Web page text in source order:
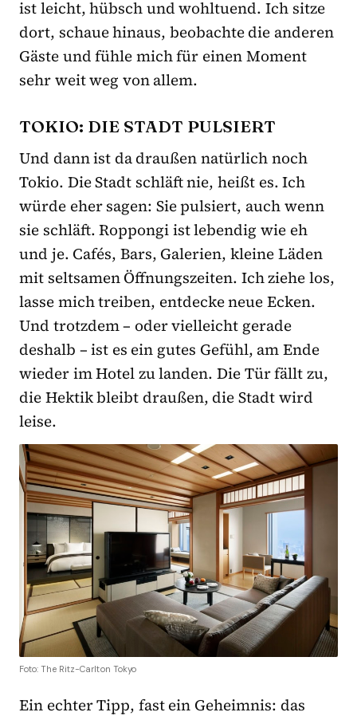
ist leicht, hübsch und wohltuend. Ich sitze
dort, schaue hinaus, beobachte die anderen
Gäste und fühle mich für einen Moment
sehr weit weg von allem.
TOKIO: DIE STADT PULSIERT
Und dann ist da draußen natürlich noch
Tokio. Die Stadt schläft nie, heißt es. Ich
würde eher sagen: Sie pulsiert, auch wenn
sie schläft. Roppongi ist lebendig wie eh
und je. Cafés, Bars, Galerien, kleine Läden
mit seltsamen Öffnungszeiten. Ich ziehe los,
lasse mich treiben, entdecke neue Ecken.
Und trotzdem – oder vielleicht gerade
deshalb – ist es ein gutes Gefühl, am Ende
wieder im Hotel zu landen. Die Tür fällt zu,
die Hektik bleibt draußen, die Stadt wird
leise.
Foto: The Ritz-Carlton Tokyo
Ein echter Tipp, fast ein Geheimnis: das